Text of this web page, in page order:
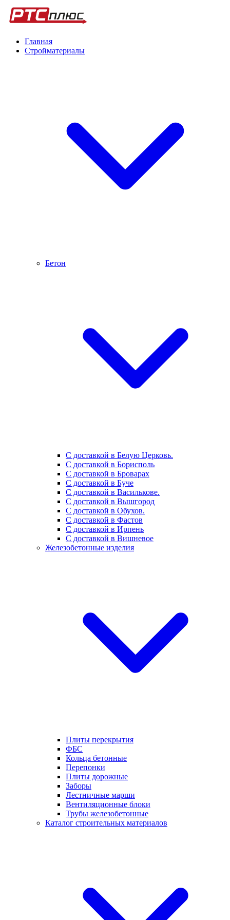
Главная
Стройматериалы
Бетон
С доставкой в Белую Церковь.
С доставкой в Борисполь
С доставкой в Броварах
С доставкой в Буче
С доставкой в Василькове.
С доставкой в Вышгород
С доставкой в Обухов.
С доставкой в Фастов
С доставкой в Ирпень
С доставкой в Вишневое
Железобетонные изделия
Плиты перекрытия
ФБС
Кольца бетонные
Перепонки
Плиты дорожные
Заборы
Лестничные марши
Вентиляционные блоки
Трубы железобетонные
Каталог строительных материалов